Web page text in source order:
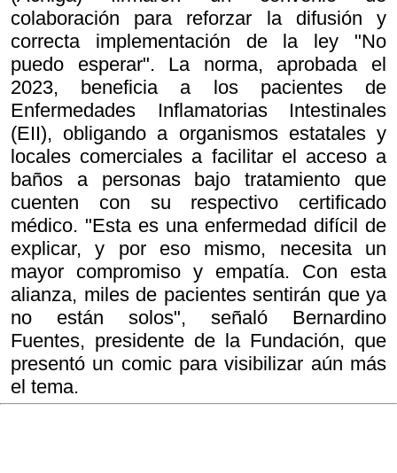
colaboración para reforzar la difusión y
correcta implementación de la ley "No
puedo esperar". La norma, aprobada el
2023, beneficia a los pacientes de
Enfermedades Inflamatorias Intestinales
(EII), obligando a organismos estatales y
locales comerciales a facilitar el acceso a
baños a personas bajo tratamiento que
cuenten con su respectivo certificado
médico. "Esta es una enfermedad difícil de
explicar, y por eso mismo, necesita un
mayor compromiso y empatía. Con esta
alianza, miles de pacientes sentirán que ya
no están solos", señaló Bernardino
Fuentes, presidente de la Fundación, que
presentó un comic para visibilizar aún más
el tema.